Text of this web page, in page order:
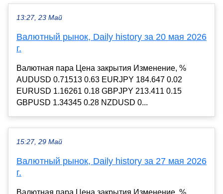
13:27, 23 Май
Валютный рынок, Daily history за 20 мая 2026
г.
Валютная пара Цена закрытия Изменение, %
AUDUSD 0.71513 0.63 EURJPY 184.647 0.02
EURUSD 1.16261 0.18 GBPJPY 213.411 0.15
GBPUSD 1.34345 0.28 NZDUSD 0...
15:27, 29 Май
Валютный рынок, Daily history за 27 мая 2026
г.